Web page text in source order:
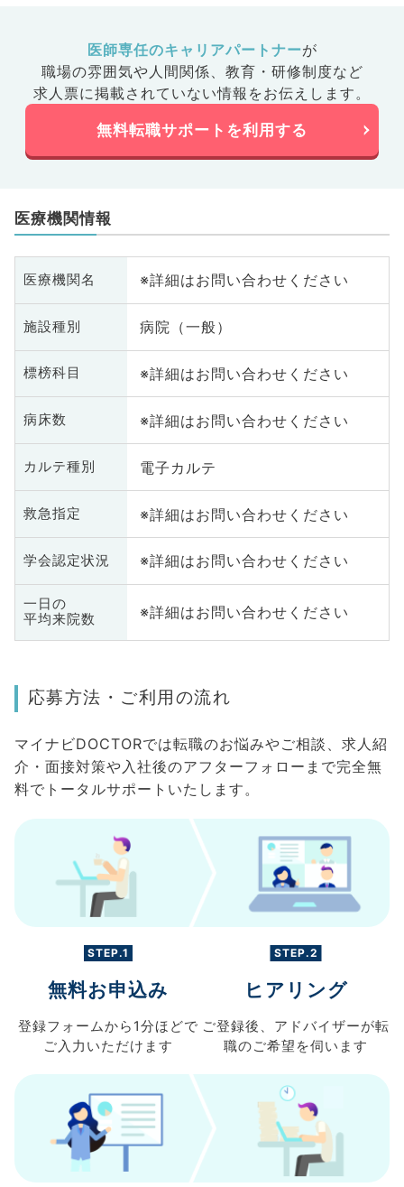
医師専任のキャリアパートナーが
職場の雰囲気や人間関係、 教育・研修制度など
求人票に掲載されていない情報をお伝えします。
無料転職サポートを利用する
医療機関情報
医療機関名 ※詳細はお問い合わせください
施設種別 病院（一般）
標榜科目 ※詳細はお問い合わせください
病床数 ※詳細はお問い合わせください
カルテ種別 電子カルテ
救急指定 ※詳細はお問い合わせください
学会認定状況 ※詳細はお問い合わせください
一日の
平均来院数
※詳細はお問い合わせください
応募方法・ご利用の流れ
マイナビDOCTORでは転職のお悩みやご相談、求人紹
介・面接対策や入社後のアフターフォローまで完全無
料でトータルサポートいたします。
STEP.1
無料お申込み
登録フォームから 1分ほどで
ご入力 いただけます
STEP.2
ヒアリング
ご登録後、 アドバイザーが転
職のご希望を伺います